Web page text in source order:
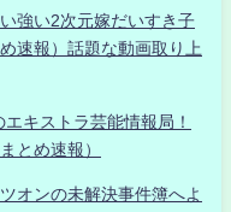
強い2次元嫁だいすき子
速報）話題な動画取り上
キストラ芸能情報局！
とめ速報）
オンの未解決事件簿へよ